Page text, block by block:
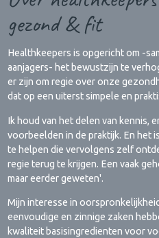
gezond & fit
Healthkeepers is opgericht om -
aanjagers- het bewustzijn te
er zijn om regie over onze
dat op een uiterst simpele en
Ik houd van het delen van kennis,
voorbeelden in de praktijk. En het
te helpen die vervolgens zelf
regie terug te krijgen. Een vaak
maar eerder geweten'.
Mijn interesse in
eenvoudige en zinnige zaken
kwaliteit basisingredienten voor